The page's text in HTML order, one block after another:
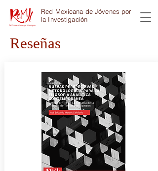
Red Mexicana de Jóvenes por
la Investigación
Reseñas